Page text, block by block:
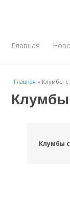
Главная
Главная » Клумбы с
Клумбы